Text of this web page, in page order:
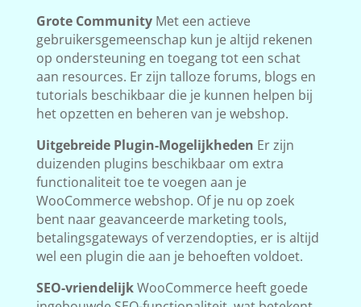
Grote CommunityMet een actieve
gebruikersgemeenschap kun je altijd rekenen
op ondersteuning en toegang tot een schat
aan resources. Er zijn talloze forums, blogs en
tutorials beschikbaar die je kunnen helpen bij
het opzetten en beheren van je webshop.
Uitgebreide Plugin-Mogelijkheden Er zijn
duizenden plugins beschikbaar om extra
functionaliteit toe te voegen aan je
WooCommerce webshop. Of je nu op zoek
bent naar geavanceerde marketing tools,
betalingsgateways of verzendopties, er is altijd
wel een plugin die aan je behoeften voldoet.
SEO-vriendelijkWooCommerce heeft goede